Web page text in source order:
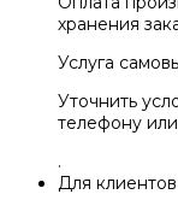
хранения
Услуга
Уточнить
телефону
.
Для